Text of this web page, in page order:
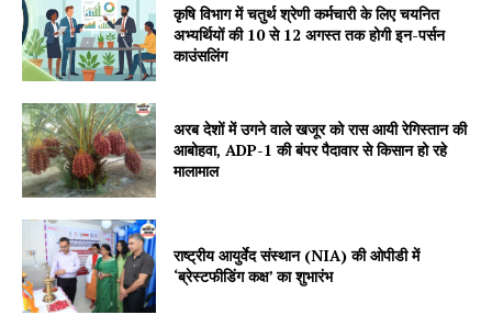
Company
About
Contact us
कृषि विभाग में चतुर्थ श्रेणी कर्मचारी के लिए चयनित
अभ्यर्थियों की 10 से 12 अगस्त तक होगी इन-पर्सन
काउंसलिंग
अरब देशों में उगने वाले खजूर को रास आयी रेगिस्तान की
आबोहवा, ADP-1 की बंपर पैदावार से किसान हो रहे
मालामाल
राष्ट्रीय आयुर्वेद संस्थान (NIA) की ओपीडी में
‘ब्रेस्टफीडिंग कक्ष’ का शुभारंभ